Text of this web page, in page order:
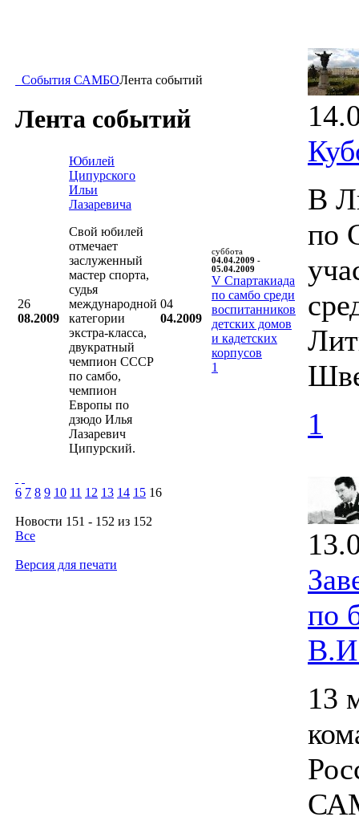
События САМБОЛента событий
Лента событий
26
08.2009
Юбилей
Ципурского
Ильи
Лазаревича
Свой юбилей
отмечает
заслуженный
мастер спорта,
судья
международной
категории
экстра-класса,
двукратный
чемпион СССР
по самбо,
чемпион
Европы по
дзюдо Илья
Лазаревич
Ципурский.
04
04.2009
суббота
04.04.2009 -
05.04.2009
V Cпартакиада
по самбо среди
воспитанников
детских домов
и кадетских
корпусов
1
6 7 8 9 10 11 12 13 14 15 16
Новости 151 - 152 из 152
Все
Версия для печати
В
по
1
по
13